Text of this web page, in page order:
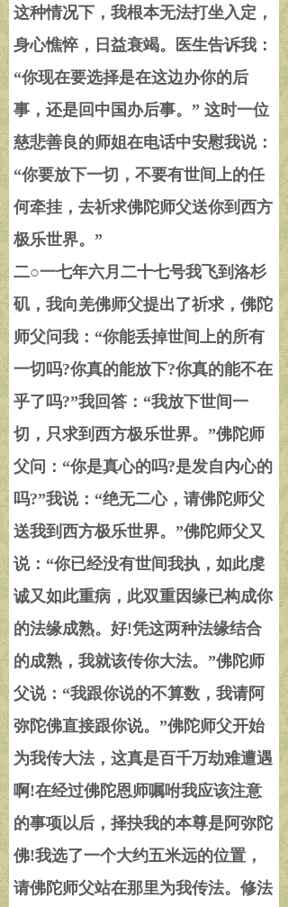
这种情况下，我根本无法打坐入定，
身心憔悴，日益衰竭。医生告诉我：
“你现在要选择是在这边办你的后
事，还是回中国办后事。 ” 这时一位
慈悲善良的师姐在电话中安慰我说：
“你要放下一切，不要有世间上的任
何牵挂，去祈求佛陀师父送你到西方
极乐世界。 ”
二○一七年六月二十七号我飞到洛杉
矶，我向羌佛师父提出了祈求，佛陀
师父问我： “你能丢掉世间上的所有
一切吗?你真的能放下?你真的能不在
乎了吗?”我回答： “我放下世间一
切，只求到西方极乐世界。 ”佛陀师
父问： “你是真心的吗?是发自内心的
吗?”我说： “绝无二心，请佛陀师父
送我到西方极乐世界。 ”佛陀师父又
说： “你已经没有世间我执，如此虔
诚又如此重病，此双重因缘已构成你
的法缘成熟。好!凭这两种法缘结合
的成熟，我就该传你大法。 ”佛陀师
父说： “我跟你说的不算数，我请阿
弥陀佛直接跟你说。 ”佛陀师父开始
为我传大法，这真是百千万劫难遭遇
啊 !在经过佛陀恩师嘱咐我应该注意
的事项以后，择抉我的本尊是阿弥陀
佛!我选了一个大约五米远的位置，
请佛陀师父站在那里为我传法。修法